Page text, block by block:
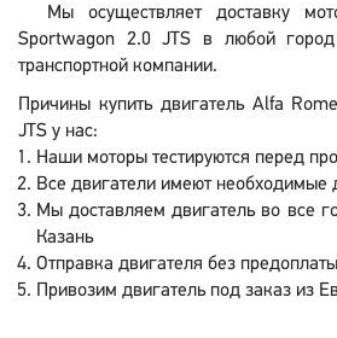
Мы осуществляет доставку
Sportwagon 2.0 JTS в любой
транспортной компании.
Причины купить двигатель Alfa
JTS у нас:
Наши моторы тестируются перед
Все двигатели имеют необходимые
Мы доставляем двигатель во все
Казань
Отправка двигателя без предоплаты
Привозим двигатель под заказ из